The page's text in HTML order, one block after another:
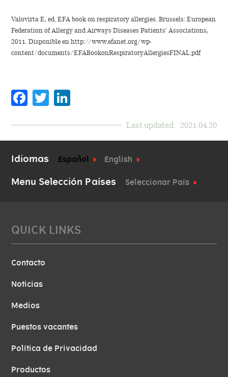
Valovirta E, ed. EFA book on respiratory allergies. Brussels: European
Federation of Allergy and Airways Diseases Patients’ Associations,
2011. Disponible enhttp://www.efanet.org/wp-
content/documents/EFABookonRespiratoryAllergiesFINAL.pdf
Facebook
Twitter
Last updated: 2021.04.20
Idiomas Español English
Menu Selección Países Seleccionar País
QUICK LINKS
Contacto
Noticias
Medios
Puestos vacantes
Política de Privacidad
Productos